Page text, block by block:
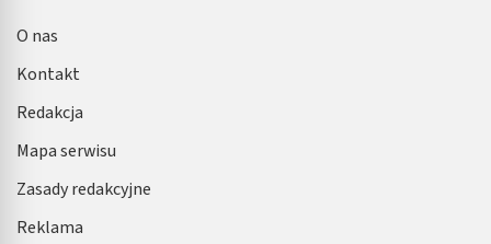
O nas
Kontakt
Redakcja
Mapa serwisu
Zasady redakcyjne
Reklama